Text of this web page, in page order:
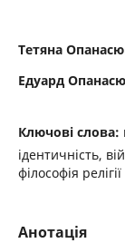
Тетяна
Едуард
Ключові слова:
ідентичність,
філософія релігії
Анотація